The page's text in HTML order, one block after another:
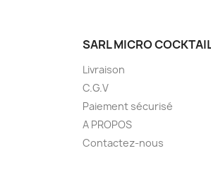
SARL MICRO
Livraison
C.G.V
Paiement sécurisé
A PROPOS
Contactez-nous